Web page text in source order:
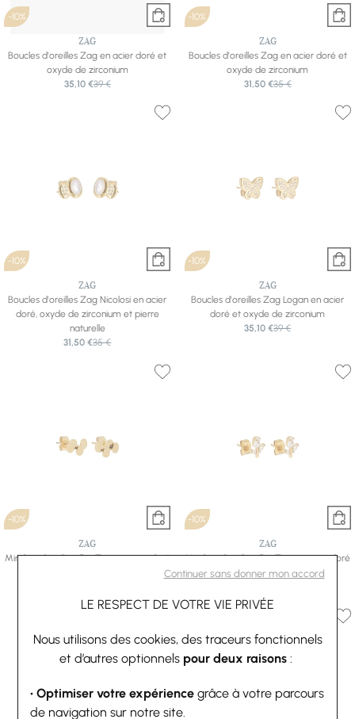
Continuer sans donner mon accord
LE RESPECT DE VOTRE VIE PRIVÉE
Nous utilisons des cookies, des traceurs fonctionnels
et d’autres optionnels pour deux raisons :
• Optimiser votre expérience grâce à votre parcours
de navigation sur notre site.
-10%
ZAG
Boucles d'oreilles Zag en acier doré et
oxyde de zirconium
35,10 €39 €
-10%
ZAG
Boucles d'oreilles Zag en acier doré et
oxyde de zirconium
31,50 €35 €
-10%
ZAG
Boucles d'oreilles Zag Nicolosi en acier
doré, oxyde de zirconium et pierre
naturelle
31,50 €35 €
-10%
ZAG
Boucles d'oreilles Zag Logan en acier
doré et oxyde de zirconium
35,10 €39 €
-10%
ZAG
Mini boucles d’oreilles Zag en acier doré
-10%
ZAG
Mini boucles d’oreilles Zag en acier doré
et oxyde de zirconium